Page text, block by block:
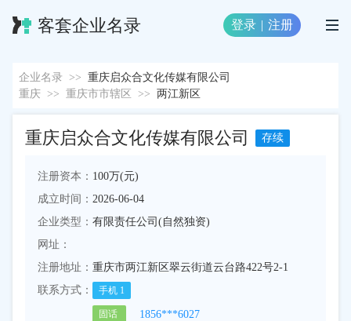
客套企业名录 登录 | 注册
企业名录 >> 重庆启众合文化传媒有限公司
重庆 >> 重庆市市辖区 >> 两江新区
重庆启众合文化传媒有限公司 存续
注册资本： 100万(元)
成立时间： 2026-06-04
企业类型： 有限责任公司(自然独资)
网址：
注册地址： 重庆市两江新区翠云街道云台路422号2-1
联系方式：
手机 1
固话
1856***6027